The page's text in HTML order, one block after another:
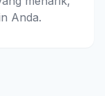
Anda.